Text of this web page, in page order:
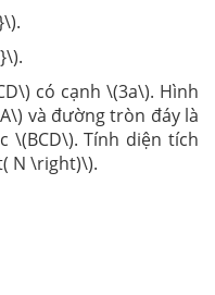
có cạnh \(3a\). Hình
và đường tròn đáy là
\(BCD\). Tính diện tích
N \right)\).